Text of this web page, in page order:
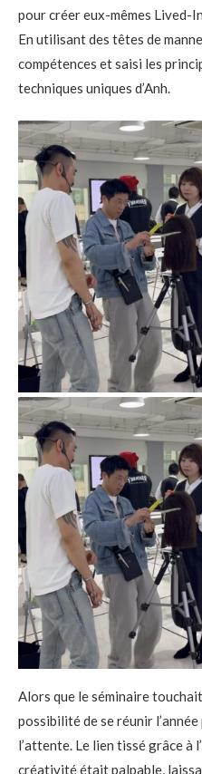
pour créer eux-mêmes Lived-
En utilisant des têtes de
compétences et saisi les
techniques uniques d’Anh.
Alors que le séminaire
possibilité de se réunir
l’attente. Le lien tissé grâce à
créativité était palpable,